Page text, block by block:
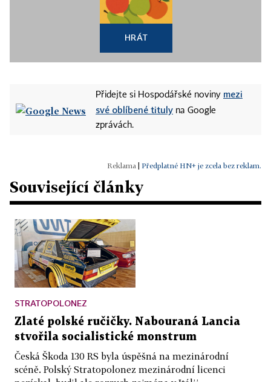
HRÁT
Přidejte si Hospodářské noviny mezi
své oblíbené tituly na Google
zprávách.
Předplatné HN+ je zcela bez reklam.
Související články
STRATOPOLONEZ
Zlaté polské ručičky. Nabouraná Lancia
stvořila socialistické monstrum
Česká Škoda 130 RS byla úspěšná na mezinárodní
scéně. Polský Stratopolonez mezinárodní licenci